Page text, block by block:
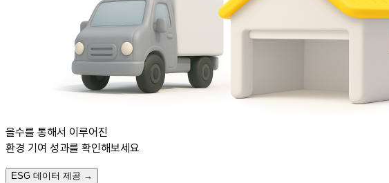
올수를 통해서 이루어진
환경 기여 성과를 확인해보세요
ESG 데이터 제공 →